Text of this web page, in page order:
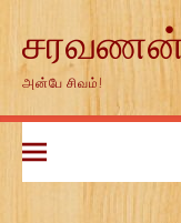
contentசரவணன்
அன்பே சிவம்!